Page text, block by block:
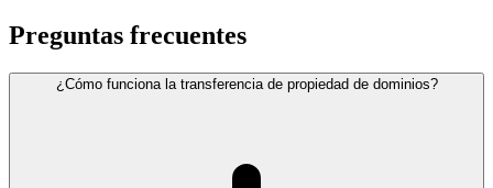
Preguntas frecuentes
¿Cómo funciona la transferencia de propiedad de dominios?